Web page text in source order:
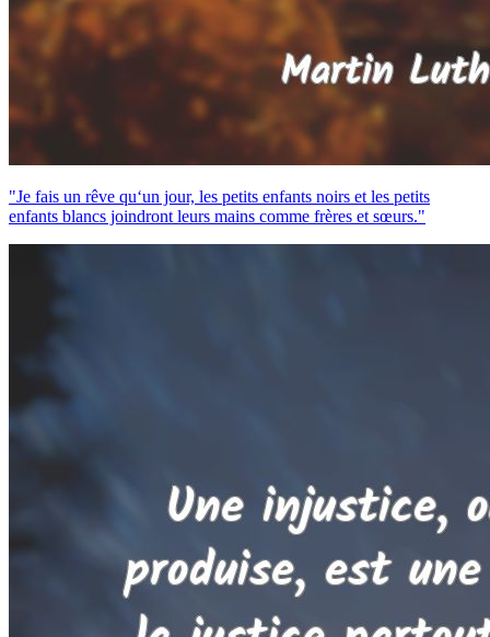
"Je fais un rêve qu‘un jour, les petits enfants noirs et les petits
enfants blancs joindront leurs mains comme frères et sœurs."